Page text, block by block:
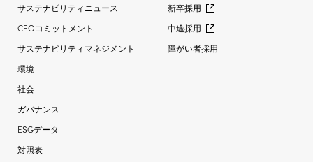
サステナビリティニュース
CEOコミットメント
サステナビリティマネジメント
環境
社会
ガバナンス
ESGデータ
対照表
新卒採用
中途採用
障がい者採用